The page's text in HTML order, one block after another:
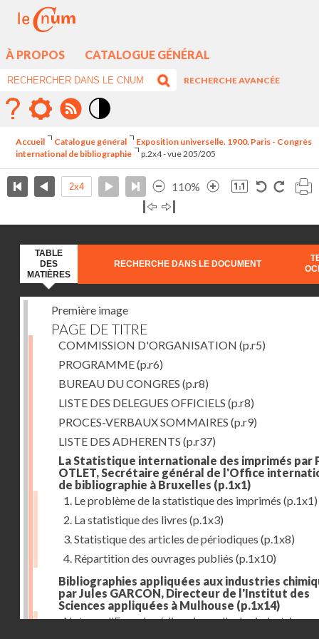
À PROPOS CATALOGUE GÉNÉRAL
RECHERCHE AVANCÉE
élévé
Accueil Catalogue général
Exposition universelle. 1900. Paris - Congrès
international de bibliographie
p.2x4 - vue 205/205
110%
TABLE
DES
MATIÈRES
RECHERCHE DANS LE DOCUMENT
Première image
PAGE DE TITRE
COMMISSION D'ORGANISATION (p.r5)
PROGRAMME(p.r6)
BUREAU DU CONGRES (p.r8)
LISTE DES DELEGUES OFFICIELS (p.r8)
PROCES-VERBAUX SOMMAIRES (p.r9)
LISTE DES ADHERENTS (p.r37)
La Statistique internationale des imprimés par
OTLET, Secrétaire général de l'Office
de bibliographie à Bruxelles (p.1x1)
1. Le problème de la statistique des imprimés (p.1x1)
2. La statistique des livres (p.1x3)
3. Statistique des articles de périodiques (p.1x8)
4. Répartition des ouvrages publiés (p.1x10)
Bibliographies appliquées aux industries
par Jules GARCON, Directeur de l'Institut des
Sciences appliquées à Mulhouse (p.1x14)
Note sur l'Encyclopédie universelle des industries